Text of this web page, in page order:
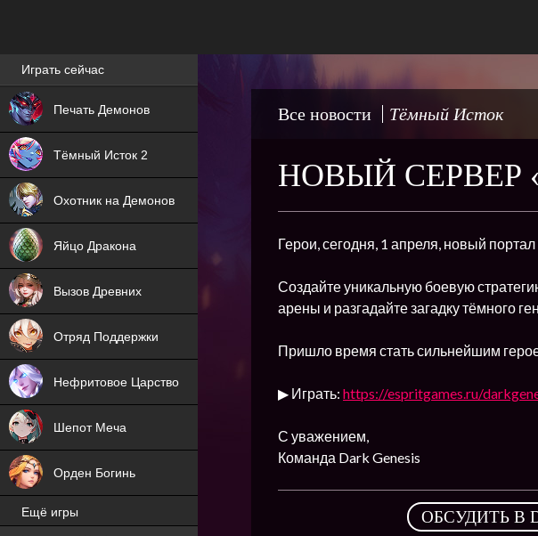
Все новости Тёмный Исток
НОВЫЙ СЕРВЕР
Герои, сегодня, 1 апреля, новый
Создайте уникальную боевую
арены и разгадайте загадку тёмного
Пришло время стать сильнейшим
▶ Играть: https://espritgames.ru/
С уважением,
Команда Dark Genesis
ОБСУДИТЬ В
Лучшие игры онлайн
Играть сейчас
Печать Демонов
NEW
Тёмный Исток 2
NEW
Охотник на Демонов
ХИТ
Яйцо Дракона
NEW
Вызов Древних
ХИТ
Отряд Поддержки
ХИТ
Нефритовое Царство
Шепот Меча
Орден Богинь
Ещё игры